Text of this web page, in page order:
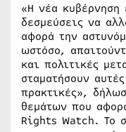
«Η νέα κυβέρνηση
δεσμεύσεις να
αφορά την
ωστόσο,
και πολιτικές
σταματήσουν
πρακτικές»,
θεμάτων που
Rights Watch. Το